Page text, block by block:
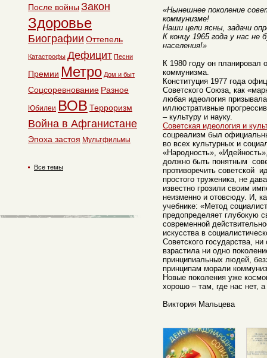
«Нынешнее поколение
коммунизме!
Наши цели ясны, задачи
К концу 1965 года у нас не
населения!»
К 1980 году он планировал
коммунизма.
Конституция 1977 года
Советского Союза, как
любая идеология
иллюстративные
– культуру и науку.
Советская идеология и
соцреализм был
во всех культурных и
«Народность»,
должно быть понятным
противоречить советской
простого труженика, не
известно грозили своим
неизменно и отовсюду. И,
учебнике: «Метод
предопределяет глубокую
современной
искусства в
Советского государства,
взрастила ни одно
принципиальных людей,
принципам морали
Новые поколения уже
хорошо – там, где нас нет,
Виктория Мальцева
После войны Закон
Здоровье
Биографии Оттепель
Катастрофы Дефицит Песни
Премии Метро Дом и быт
Соцсоревнование Разное
Юбилеи ВОВ Терроризм
Война в Афганистане
Эпоха застоя Мультфильмы
Все темы